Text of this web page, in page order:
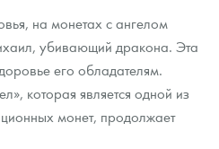
из драгметаллов
на монетах с ангелом
убивающий дракона. Эта
его обладателям.
которая является одной из
монет, продолжает